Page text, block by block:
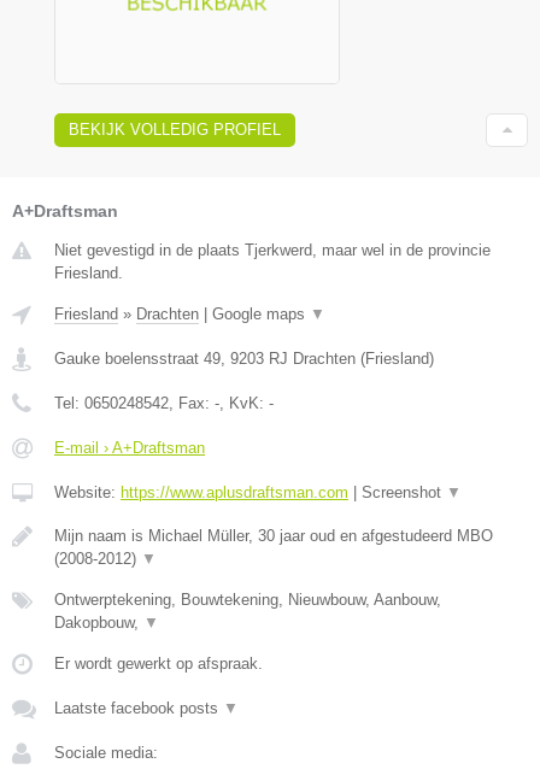
BEKIJK VOLLEDIG PROFIEL
A+Draftsman
Niet gevestigd in de plaats Tjerkwerd, maar wel in de provincie
Friesland.
Friesland » Drachten Google maps ▼
Gauke boelensstraat 49, 9203 RJ Drachten (Friesland)
Tel: 0650248542, Fax: -, KvK: -
E-mail › A+Draftsman
Website: https://www.aplusdraftsman.com Screenshot ▼
Mijn naam is Michael Müller, 30 jaar oud en afgestudeerd MBO
(2008-2012) ▼
Ontwerptekening, Bouwtekening, Nieuwbouw, Aanbouw,
Dakopbouw, ▼
Er wordt gewerkt op afspraak.
Laatste facebook posts ▼
Sociale media: